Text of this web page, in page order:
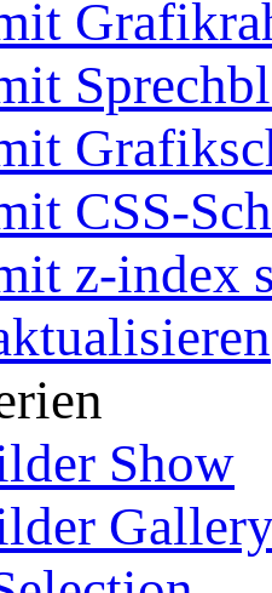
CSS-
z-index
Show